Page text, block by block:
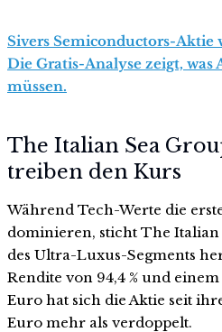
Sivers Semiconductors-Aktie
Die Gratis-Analyse zeigt, was
müssen.
The Italian Sea
treiben den Kurs
Während Tech-Werte die
dominieren, sticht The Italian
des Ultra-Luxus-Segments
Rendite von 94,4 % und
Euro hat sich die Aktie seit
Euro mehr als verdoppelt.